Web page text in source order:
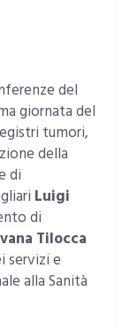
del
giornata del
tumori,
della
di
Luigi
di
Tilocca
servizi e
alla Sanità